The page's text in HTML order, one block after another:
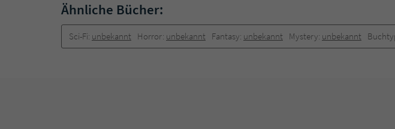
Ähnliche Bücher:
Sci-Fi: unbekannt Horror: unbekannt Fantasy: unbekannt Mystery: unbekannt